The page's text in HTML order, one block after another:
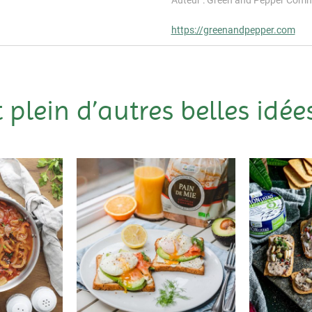
https://greenandpepper.com
plein d’autres belles